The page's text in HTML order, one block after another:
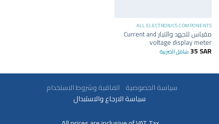
ALL ELECTRONICS COMPONENTS
مقياس للجهد والتيار Current and
voltage display meter
35SAR شامل الضريبة
سياسة الخصوصية اتفاقية وشروط الاستخدام
سياسة الارجاع والاستبدال